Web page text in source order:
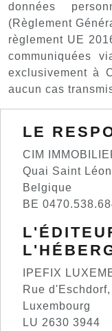
données
(Règlement
règlement UE
communiquées
exclusivement à
aucun cas
LE
CIM
Quai Saint
Belgique
BE
IPEFIX
Rue
Luxembourg
LU 2630 3944